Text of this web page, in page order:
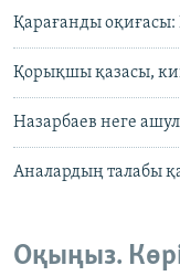
Қарағанды
Қорықшы қазасы,
Назарбаев неге
Аналардың талабы
Оқыңыз.